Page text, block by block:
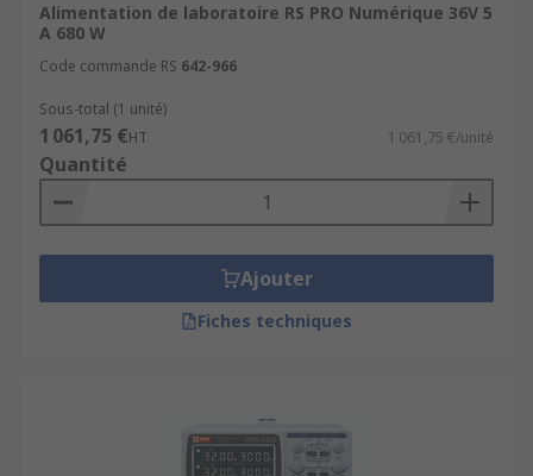
Alimentation de laboratoire RS PRO Numérique 36V 5
A 680 W
Code commande RS 642-966
Sous-total (1 unité)
1 061,75 €HT 1 061,75 €/unité
Quantité
Ajouter
Fiches techniques